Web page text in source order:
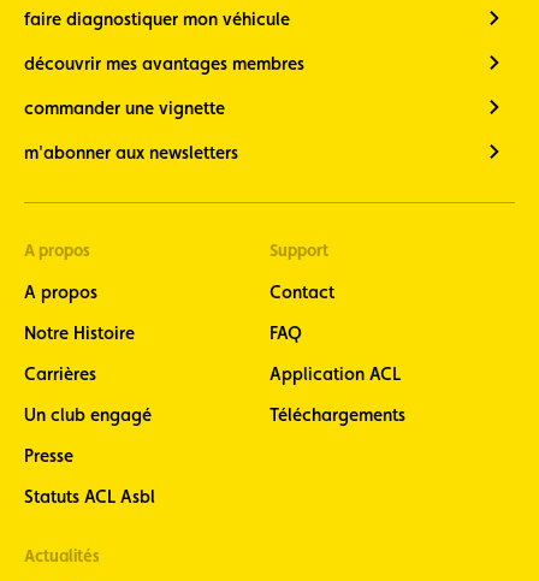
faire diagnostiquer mon véhicule
découvrir mes avantages membres
commander une vignette
m'abonner aux newsletters
A propos
A propos
Notre Histoire
Carrières
Un club engagé
Presse
Statuts ACL Asbl
Support
Contact
FAQ
Application ACL
Téléchargements
Actualités